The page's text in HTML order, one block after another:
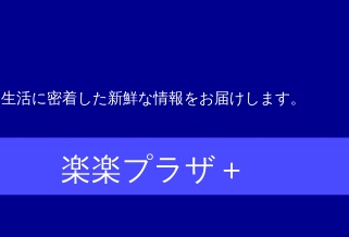
生活に密着した新鮮な情報をお届けします。
楽楽プラザ＋